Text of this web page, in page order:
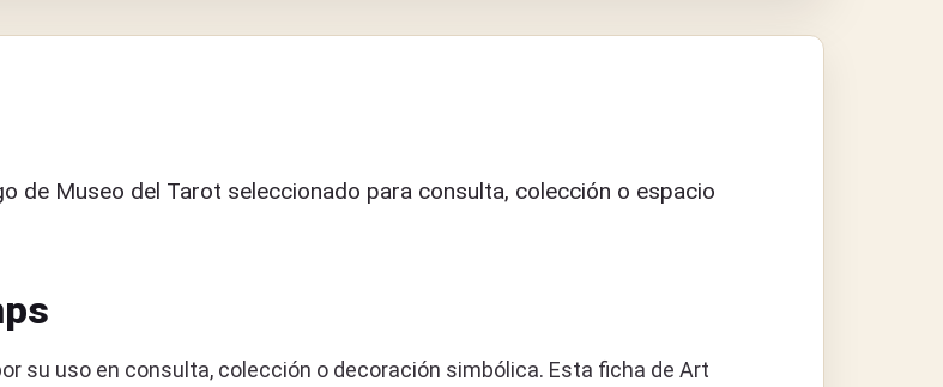
de Museo del Tarot seleccionado para consulta, colección o espacio
su uso en consulta, colección o decoración simbólica. Esta ficha de Art